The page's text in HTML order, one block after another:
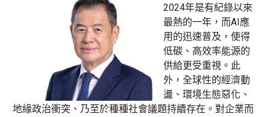
2024年是有紀錄以來
最熱的一年，而AI應
用的迅速普及，使得
低碳、高效率能源的
供給更受重視。此
外，全球性的經濟動
盪、環境生態惡化、
地緣政治衝突、乃至於種種社會議題持續存在。對企業而